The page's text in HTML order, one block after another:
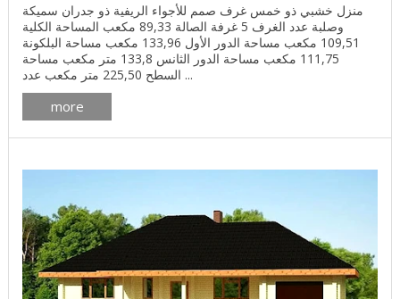
منزل خشبي ذو خمس غرف صمم للأجواء الريفية ذو جدران سميكة
وصلبة عدد الغرف 5 غرفة الصالة 89,33 مكعب المساحة الكلية
109,51 مكعب مساحة الدور الأول 133,96 مكعب مساحة البلكونة
111,75 مكعب مساحة الدور الثانس 133,8 متر مكعب مساحة
السطح 225,50 متر مكعب عدد ...
more